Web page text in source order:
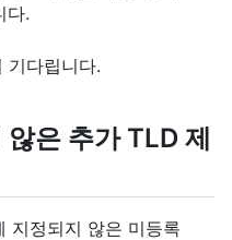
다.
기다립니다.
은 추가 TLD 제
지정되지 않은 미등록